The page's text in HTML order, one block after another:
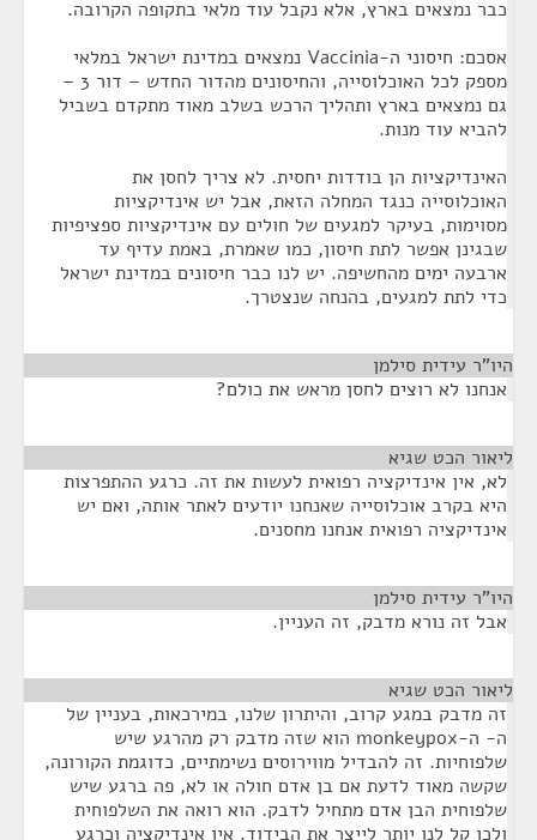
כבר נמצאים בארץ, אלא נקבל עוד מלאי בתקופה הקרובה.
אסכם: חיסוני ה-Vaccinia נמצאים במדינת ישראל במלאי
מספק לכל האוכלוסייה, והחיסונים מהדור החדש – דור 3 –
גם נמצאים בארץ ותהליך הרכש בשלב מאוד מתקדם בשביל
להביא עוד מנות.
האינדיקציות הן בודדות יחסית. לא צריך לחסן את
האוכלוסייה כנגד המחלה הזאת, אבל יש אינדיקציות
מסוימות, בעיקר למגעים של חולים עם אינדיקציות ספציפיות
שבגינן אפשר לתת חיסון, כמו שאמרת, באמת עדיף עד
ארבעה ימים מהחשיפה. יש לנו כבר חיסונים במדינת ישראל
כדי לתת למגעים, בהנחה שנצטרך.
היו"ר עידית סילמן
אנחנו לא רוצים לחסן מראש את כולם?
ליאור הכט שגיא
לא, אין אינדיקציה רפואית לעשות את זה. כרגע ההתפרצות
היא בקרב אוכלוסייה שאנחנו יודעים לאתר אותה, ואם יש
אינדיקציה רפואית אנחנו מחסנים.
היו"ר עידית סילמן
אבל זה נורא מדבק, זה העניין.
ליאור הכט שגיא
זה מדבק במגע קרוב, והיתרון שלנו, במירכאות, בעניין של
ה- ה-monkeypox הוא שזה מדבק רק מהרגע שיש
שלפוחיות. זה להבדיל מווירוסים נשימתיים, כדוגמת הקורונה,
שקשה מאוד לדעת אם בן אדם חולה או לא, פה ברגע שיש
שלפוחית הבן אדם מתחיל לדבק. הוא רואה את השלפוחית
ולכן קל לנו יותר לייצר את הבידוד. אין אינדיקציה וכרגע